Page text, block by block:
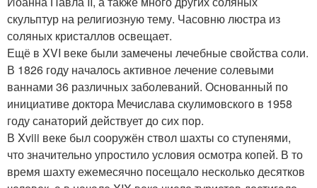
скульптур на религиозную тему. Часовню люстра из
соляных кристаллов освещает.
Ещё в XVI веке были замечены лечебные свойства соли.
В 1826 году началось активное лечение солевыми
ваннами 36 различных заболеваний. Основанный по
инициативе доктора Мечислава скулимовского в 1958
году санаторий действует до сих пор.
В Xviii веке был сооружён ствол шахты со ступенями,
что значительно упростило условия осмотра копей. В то
время шахту ежемесячно посещало несколько десятков